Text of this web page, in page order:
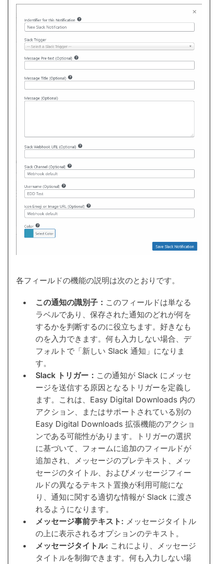
各フィールドの機能の説明は次のとおりです。
この通知の識別子： このフィールドは単なる
ラベルであり、保存された通知のどれが何を
するかを判断するのに役立ちます。好きなも
のを入力できます。何も入力しない場合、デ
フォルトで「新しい Slack 通知」になりま
す。
Slack トリガー： この通知が Slack にメッセ
ージを送信する原因となるトリガーを定義し
ます。これは、Easy Digital Downloads 内の
アクション、またはサポートされている別の
Easy Digital Downloads 拡張機能のアクショ
ンである可能性があります。トリガーの選択
に基づいて、フォームに追加のフィールドが
追加され、メッセージのプレテキスト、メッ
セージのタイトル、およびメッセージフィー
ルドの異なるテキスト置換が利用可能にな
り、通知に関する適切な情報が Slack に渡さ
れるようになります。
メッセージ事前テキスト: メッセージタイトル
の上に表示されるオプションのテキスト。
メッセージタイトル: これにより、メッセージ
タイトルを制御できます。何も入力しない場